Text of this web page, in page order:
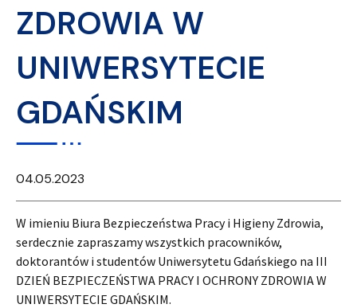
ZDROWIA W
UNIWERSYTECIE
GDAŃSKIM
04.05.2023
W imieniu Biura Bezpieczeństwa Pracy i Higieny Zdrowia,
serdecznie zapraszamy wszystkich pracowników,
doktorantów i studentów Uniwersytetu Gdańskiego na III
DZIEŃ BEZPIECZEŃSTWA PRACY I OCHRONY ZDROWIA W
UNIWERSYTECIE GDAŃSKIM.